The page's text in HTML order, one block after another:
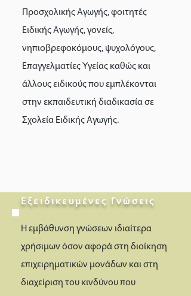
Προσχολικής Αγωγής, φοιτητές
Ειδικής Αγωγής, γονείς,
νηπιοβρεφοκόμους, ψυχολόγους,
Επαγγελματίες Υγείας καθώς και
άλλους ειδικούς που εμπλέκονται
στην εκπαιδευτική διαδικασία σε
Σχολεία Ειδικής Αγωγής.
Εξειδικευμένες Γνώσεις
Η εμβάθυνση γνώσεων ιδιαίτερα
χρήσιμων όσον αφορά στη διοίκηση
επιχειρηματικών μονάδων και στη
διαχείριση του κινδύνου που